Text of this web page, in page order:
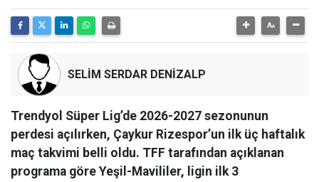
SELİM SERDAR DENİZALP
Trendyol Süper Lig’de 2026-2027 sezonunun
perdesi açılırken, Çaykur Rizespor’un ilk üç haftalık
maç takvimi belli oldu. TFF tarafından açıklanan
programa göre Yeşil-Mavililer, ligin ilk 3